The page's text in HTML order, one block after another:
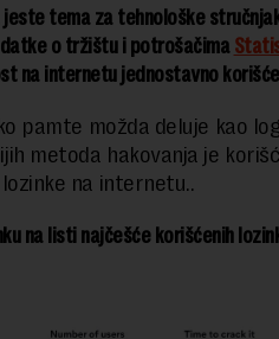
tema za tehnološke
o tržištu i potrošačima
na internetu jednostavno
pamte možda deluje kao
metoda hakovanja je
na internetu..
na listi najčešće korišćenih